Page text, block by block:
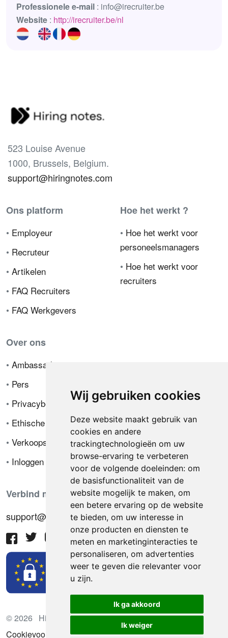
Wij gebruiken cookies
Deze website maakt gebruik van
cookies en andere
trackingtechnologieën om uw
browse-ervaring te verbeteren
voor de volgende doeleinden: om
de basisfunctionaliteit van de
website mogelijk te maken, om
een betere ervaring op de website
te bieden, om uw interesse in
onze producten en diensten te
meten en marketinginteracties te
personaliseren, om advertenties
weer te geven die relevanter voor
u zijn.
Ik ga akkoord
Ik weiger
Professionele e-mail : info@irecruiter.be
Website : http://irecruiter.be/nl
523 Louise Avenue
1000, Brussels, Belgium.
support@hiringnotes.com
Ons platform
• Employeur
• Recruteur
• Artikelen
• FAQ Recruiters
• FAQ Werkgevers
Hoe het werkt ?
• Hoe het werkt voor
personeelsmanagers
• Hoe het werkt voor
recruiters
Over ons
• Ambassador
• Pers
• Privacybeleid
• Ethische code
• Verkoopsvoorwaarden
• Inloggen
Verbind met ons
support@hiringnotes.com
© 2026 Hiring Notes. Internationaal wervingsplatform
Cookievoorkeuren bijwerken